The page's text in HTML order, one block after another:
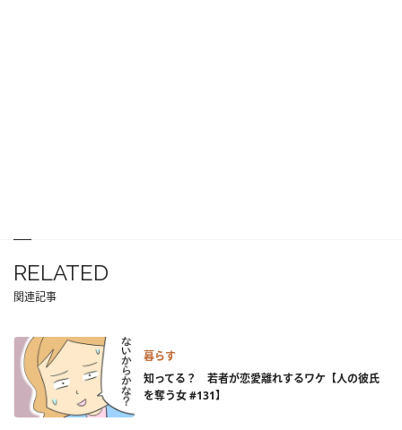
RELATED
関連記事
暮らす
知ってる？ 若者が恋愛離れするワケ【人の彼氏
を奪う女 #131】